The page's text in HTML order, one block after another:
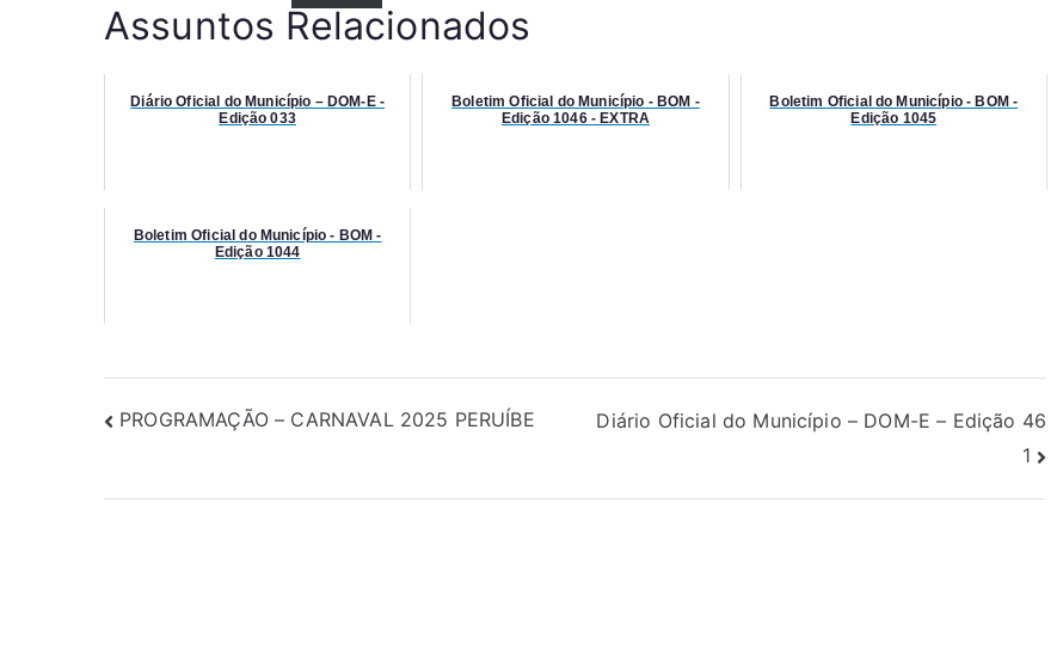
Assuntos Relacionados
Diário Oficial do Município – DOM-E -
Edição 033
Boletim Oficial do Município - BOM -
Edição 1046 - EXTRA
Boletim Oficial do Município - BOM -
Edição 1045
Boletim Oficial do Município - BOM -
Edição 1044
PROGRAMAÇÃO – CARNAVAL 2025 PERUÍBE
Diário Oficial do Município – DOM-E – Edição 46
1